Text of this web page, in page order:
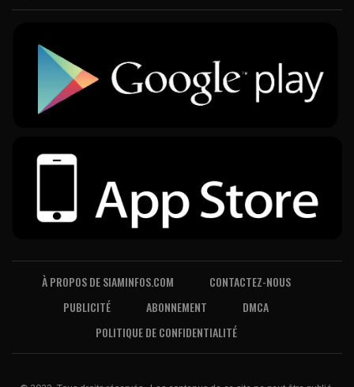
À PROPOS DE SIAMINFOS.COM
CONTACTEZ-NOUS
PUBLICITÉ
ABONNEMENT
DMCA
POLITIQUE DE CONFIDENTIALITÉ